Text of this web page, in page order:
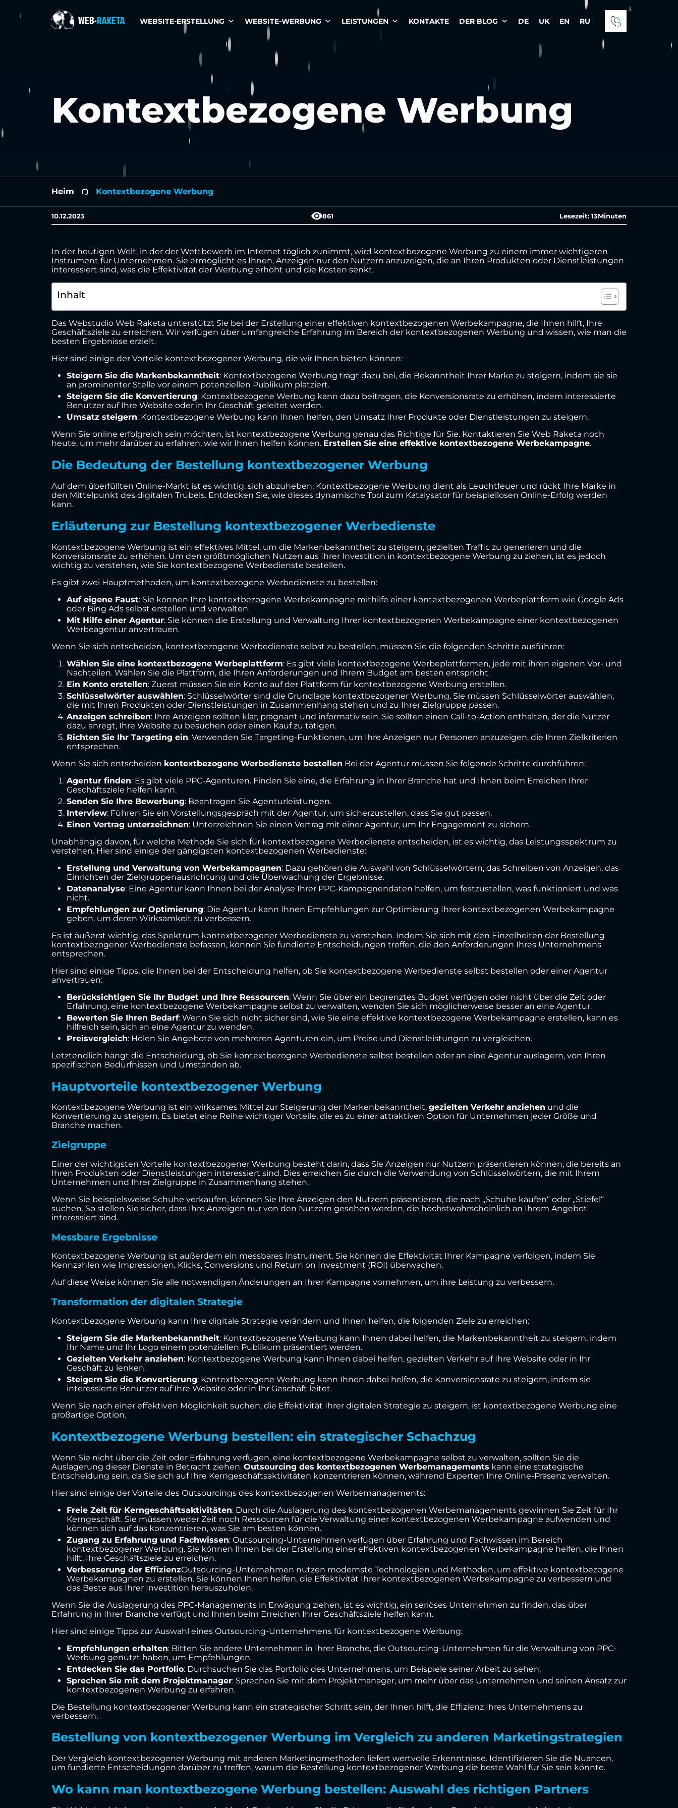
WEBSITE-ERSTELLUNG WEBSITE-WERBUNG LEISTUNGEN KONTAKTE DER BLOG DE UK EN RU
Kontextbezogene Werbung
Heim - Kontextbezogene Werbung
10.12.2023 861 Lesezeit: 13Minuten
In der heutigen Welt, in der der Wettbewerb im Internet täglich zunimmt, wird kontextbezogene Werbung zu einem immer wichtigeren
Instrument für Unternehmen. Sie ermöglicht es Ihnen, Anzeigen nur den Nutzern anzuzeigen, die an Ihren Produkten oder Dienstleistungen
interessiert sind, was die Effektivität der Werbung erhöht und die Kosten senkt.
Inhalt
Das Webstudio Web Raketa unterstützt Sie bei der Erstellung einer effektiven kontextbezogenen Werbekampagne, die Ihnen hilft, Ihre
Geschäftsziele zu erreichen. Wir verfügen über umfangreiche Erfahrung im Bereich der kontextbezogenen Werbung und wissen, wie man die
besten Ergebnisse erzielt.
Hier sind einige der Vorteile kontextbezogener Werbung, die wir Ihnen bieten können:
Steigern Sie die Markenbekanntheit: Kontextbezogene Werbung trägt dazu bei, die Bekanntheit Ihrer Marke zu steigern, indem sie sie
an prominenter Stelle vor einem potenziellen Publikum platziert.
Steigern Sie die Konvertierung: Kontextbezogene Werbung kann dazu beitragen, die Konversionsrate zu erhöhen, indem interessierte
Benutzer auf Ihre Website oder in Ihr Geschäft geleitet werden.
Umsatz steigern: Kontextbezogene Werbung kann Ihnen helfen, den Umsatz Ihrer Produkte oder Dienstleistungen zu steigern.
Wenn Sie online erfolgreich sein möchten, ist kontextbezogene Werbung genau das Richtige für Sie. Kontaktieren Sie Web Raketa noch
heute, um mehr darüber zu erfahren, wie wir Ihnen helfen können. Erstellen Sie eine effektive kontextbezogene Werbekampagne.
Die Bedeutung der Bestellung kontextbezogener Werbung
Auf dem überfüllten Online-Markt ist es wichtig, sich abzuheben. Kontextbezogene Werbung dient als Leuchtfeuer und rückt Ihre Marke in
den Mittelpunkt des digitalen Trubels. Entdecken Sie, wie dieses dynamische Tool zum Katalysator für beispiellosen Online-Erfolg werden
kann.
Erläuterung zur Bestellung kontextbezogener Werbedienste
Kontextbezogene Werbung ist ein effektives Mittel, um die Markenbekanntheit zu steigern, gezielten Traffic zu generieren und die
Konversionsrate zu erhöhen. Um den größtmöglichen Nutzen aus Ihrer Investition in kontextbezogene Werbung zu ziehen, ist es jedoch
wichtig zu verstehen, wie Sie kontextbezogene Werbedienste bestellen.
Es gibt zwei Hauptmethoden, um kontextbezogene Werbedienste zu bestellen:
Auf eigene Faust: Sie können Ihre kontextbezogene Werbekampagne mithilfe einer kontextbezogenen Werbeplattform wie Google Ads
oder Bing Ads selbst erstellen und verwalten.
Mit Hilfe einer Agentur: Sie können die Erstellung und Verwaltung Ihrer kontextbezogenen Werbekampagne einer kontextbezogenen
Werbeagentur anvertrauen.
Wenn Sie sich entscheiden, kontextbezogene Werbedienste selbst zu bestellen, müssen Sie die folgenden Schritte ausführen:
Wählen Sie eine kontextbezogene Werbeplattform: Es gibt viele kontextbezogene Werbeplattformen, jede mit ihren eigenen Vor- und
Nachteilen. Wählen Sie die Plattform, die Ihren Anforderungen und Ihrem Budget am besten entspricht.
Ein Konto erstellen: Zuerst müssen Sie ein Konto auf der Plattform für kontextbezogene Werbung erstellen.
Schlüsselwörter auswählen: Schlüsselwörter sind die Grundlage kontextbezogener Werbung. Sie müssen Schlüsselwörter auswählen,
die mit Ihren Produkten oder Dienstleistungen in Zusammenhang stehen und zu Ihrer Zielgruppe passen.
Anzeigen schreiben: Ihre Anzeigen sollten klar, prägnant und informativ sein. Sie sollten einen Call-to-Action enthalten, der die Nutzer
dazu anregt, Ihre Website zu besuchen oder einen Kauf zu tätigen.
Richten Sie Ihr Targeting ein: Verwenden Sie Targeting-Funktionen, um Ihre Anzeigen nur Personen anzuzeigen, die Ihren Zielkriterien
entsprechen.
Wenn Sie sich entscheiden kontextbezogene Werbedienste bestellen Bei der Agentur müssen Sie folgende Schritte durchführen:
Agentur finden: Es gibt viele PPC-Agenturen. Finden Sie eine, die Erfahrung in Ihrer Branche hat und Ihnen beim Erreichen Ihrer
Geschäftsziele helfen kann.
Senden Sie Ihre Bewerbung: Beantragen Sie Agenturleistungen.
Interview: Führen Sie ein Vorstellungsgespräch mit der Agentur, um sicherzustellen, dass Sie gut passen.
Einen Vertrag unterzeichnen: Unterzeichnen Sie einen Vertrag mit einer Agentur, um Ihr Engagement zu sichern.
Unabhängig davon, für welche Methode Sie sich für kontextbezogene Werbedienste entscheiden, ist es wichtig, das Leistungsspektrum zu
verstehen. Hier sind einige der gängigsten kontextbezogenen Werbedienste:
Erstellung und Verwaltung von Werbekampagnen: Dazu gehören die Auswahl von Schlüsselwörtern, das Schreiben von Anzeigen, das
Einrichten der Zielgruppenausrichtung und die Überwachung der Ergebnisse.
Datenanalyse: Eine Agentur kann Ihnen bei der Analyse Ihrer PPC-Kampagnendaten helfen, um festzustellen, was funktioniert und was
nicht.
Empfehlungen zur Optimierung: Die Agentur kann Ihnen Empfehlungen zur Optimierung Ihrer kontextbezogenen Werbekampagne
geben, um deren Wirksamkeit zu verbessern.
Es ist äußerst wichtig, das Spektrum kontextbezogener Werbedienste zu verstehen. Indem Sie sich mit den Einzelheiten der Bestellung
kontextbezogener Werbedienste befassen, können Sie fundierte Entscheidungen treffen, die den Anforderungen Ihres Unternehmens
entsprechen.
Hier sind einige Tipps, die Ihnen bei der Entscheidung helfen, ob Sie kontextbezogene Werbedienste selbst bestellen oder einer Agentur
anvertrauen:
Berücksichtigen Sie Ihr Budget und Ihre Ressourcen: Wenn Sie über ein begrenztes Budget verfügen oder nicht über die Zeit oder
Erfahrung, eine kontextbezogene Werbekampagne selbst zu verwalten, wenden Sie sich möglicherweise besser an eine Agentur.
Bewerten Sie Ihren Bedarf: Wenn Sie sich nicht sicher sind, wie Sie eine effektive kontextbezogene Werbekampagne erstellen, kann es
hilfreich sein, sich an eine Agentur zu wenden.
Preisvergleich: Holen Sie Angebote von mehreren Agenturen ein, um Preise und Dienstleistungen zu vergleichen.
Letztendlich hängt die Entscheidung, ob Sie kontextbezogene Werbedienste selbst bestellen oder an eine Agentur auslagern, von Ihren
spezifischen Bedürfnissen und Umständen ab.
Hauptvorteile kontextbezogener Werbung
Kontextbezogene Werbung ist ein wirksames Mittel zur Steigerung der Markenbekanntheit, gezielten Verkehr anziehen und die
Konvertierung zu steigern. Es bietet eine Reihe wichtiger Vorteile, die es zu einer attraktiven Option für Unternehmen jeder Größe und
Branche machen.
Zielgruppe
Einer der wichtigsten Vorteile kontextbezogener Werbung besteht darin, dass Sie Anzeigen nur Nutzern präsentieren können, die bereits an
Ihren Produkten oder Dienstleistungen interessiert sind. Dies erreichen Sie durch die Verwendung von Schlüsselwörtern, die mit Ihrem
Unternehmen und Ihrer Zielgruppe in Zusammenhang stehen.
Wenn Sie beispielsweise Schuhe verkaufen, können Sie Ihre Anzeigen den Nutzern präsentieren, die nach „Schuhe kaufen“ oder „Stiefel“
suchen. So stellen Sie sicher, dass Ihre Anzeigen nur von den Nutzern gesehen werden, die höchstwahrscheinlich an Ihrem Angebot
interessiert sind.
Messbare Ergebnisse
Kontextbezogene Werbung ist außerdem ein messbares Instrument. Sie können die Effektivität Ihrer Kampagne verfolgen, indem Sie
Kennzahlen wie Impressionen, Klicks, Conversions und Return on Investment (ROI) überwachen.
Auf diese Weise können Sie alle notwendigen Änderungen an Ihrer Kampagne vornehmen, um ihre Leistung zu verbessern.
Transformation der digitalen Strategie
Kontextbezogene Werbung kann Ihre digitale Strategie verändern und Ihnen helfen, die folgenden Ziele zu erreichen:
Steigern Sie die Markenbekanntheit: Kontextbezogene Werbung kann Ihnen dabei helfen, die Markenbekanntheit zu steigern, indem
Ihr Name und Ihr Logo einem potenziellen Publikum präsentiert werden.
Gezielten Verkehr anziehen: Kontextbezogene Werbung kann Ihnen dabei helfen, gezielten Verkehr auf Ihre Website oder in Ihr
Geschäft zu lenken.
Steigern Sie die Konvertierung: Kontextbezogene Werbung kann Ihnen dabei helfen, die Konversionsrate zu steigern, indem sie
interessierte Benutzer auf Ihre Website oder in Ihr Geschäft leitet.
Wenn Sie nach einer effektiven Möglichkeit suchen, die Effektivität Ihrer digitalen Strategie zu steigern, ist kontextbezogene Werbung eine
großartige Option.
Kontextbezogene Werbung bestellen: ein strategischer Schachzug
Wenn Sie nicht über die Zeit oder Erfahrung verfügen, eine kontextbezogene Werbekampagne selbst zu verwalten, sollten Sie die
Auslagerung dieser Dienste in Betracht ziehen. Outsourcing des kontextbezogenen Werbemanagements kann eine strategische
Entscheidung sein, da Sie sich auf Ihre Kerngeschäftsaktivitäten konzentrieren können, während Experten Ihre Online-Präsenz verwalten.
Hier sind einige der Vorteile des Outsourcings des kontextbezogenen Werbemanagements:
Freie Zeit für Kerngeschäftsaktivitäten: Durch die Auslagerung des kontextbezogenen Werbemanagements gewinnen Sie Zeit für Ihr
Kerngeschäft. Sie müssen weder Zeit noch Ressourcen für die Verwaltung einer kontextbezogenen Werbekampagne aufwenden und
können sich auf das konzentrieren, was Sie am besten können.
Zugang zu Erfahrung und Fachwissen: Outsourcing-Unternehmen verfügen über Erfahrung und Fachwissen im Bereich
kontextbezogener Werbung. Sie können Ihnen bei der Erstellung einer effektiven kontextbezogenen Werbekampagne helfen, die Ihnen
hilft, Ihre Geschäftsziele zu erreichen.
Verbesserung der EffizienzOutsourcing-Unternehmen nutzen modernste Technologien und Methoden, um effektive kontextbezogene
Werbekampagnen zu erstellen. Sie können Ihnen helfen, die Effektivität Ihrer kontextbezogenen Werbekampagne zu verbessern und
das Beste aus Ihrer Investition herauszuholen.
Wenn Sie die Auslagerung des PPC-Managements in Erwägung ziehen, ist es wichtig, ein seriöses Unternehmen zu finden, das über
Erfahrung in Ihrer Branche verfügt und Ihnen beim Erreichen Ihrer Geschäftsziele helfen kann.
Hier sind einige Tipps zur Auswahl eines Outsourcing-Unternehmens für kontextbezogene Werbung:
Empfehlungen erhalten: Bitten Sie andere Unternehmen in Ihrer Branche, die Outsourcing-Unternehmen für die Verwaltung von PPC-
Werbung genutzt haben, um Empfehlungen.
Entdecken Sie das Portfolio: Durchsuchen Sie das Portfolio des Unternehmens, um Beispiele seiner Arbeit zu sehen.
Sprechen Sie mit dem Projektmanager: Sprechen Sie mit dem Projektmanager, um mehr über das Unternehmen und seinen Ansatz zur
kontextbezogenen Werbung zu erfahren.
Die Bestellung kontextbezogener Werbung kann ein strategischer Schritt sein, der Ihnen hilft, die Effizienz Ihres Unternehmens zu
verbessern.
Bestellung von kontextbezogener Werbung im Vergleich zu anderen Marketingstrategien
Der Vergleich kontextbezogener Werbung mit anderen Marketingmethoden liefert wertvolle Erkenntnisse. Identifizieren Sie die Nuancen,
um fundierte Entscheidungen darüber zu treffen, warum die Bestellung kontextbezogener Werbung die beste Wahl für Sie sein könnte.
Wo kann man kontextbezogene Werbung bestellen: Auswahl des richtigen Partners